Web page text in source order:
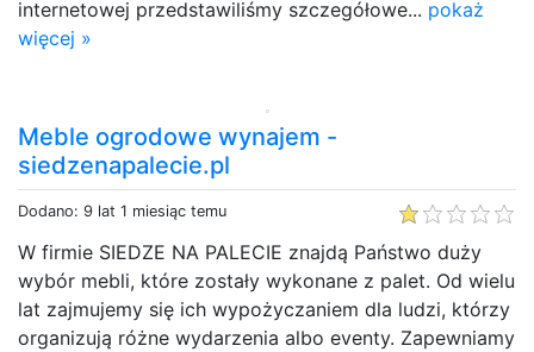
internetowej przedstawiliśmy szczegółowe... pokaż
więcej »
Meble ogrodowe wynajem -
siedzenapalecie.pl
Dodano: 9 lat 1 miesiąc temu
W firmie SIEDZE NA PALECIE znajdą Państwo duży
wybór mebli, które zostały wykonane z palet. Od wielu
lat zajmujemy się ich wypożyczaniem dla ludzi, którzy
organizują różne wydarzenia albo eventy. Zapewniamy